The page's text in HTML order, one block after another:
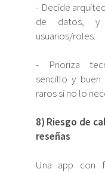
- Decide
de datos, y
usuarios/roles.
- Prioriza
sencillo y buen
raros si no lo
8) Riesgo de
reseñas
Una app con